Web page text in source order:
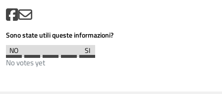
Sono state utili queste informazioni?
No votes yet